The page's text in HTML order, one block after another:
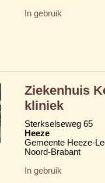
In gebruik
Ziekenhuis
kliniek
Sterkselseweg 65
Heeze
Gemeente Heeze-
Noord-Brabant
In gebruik